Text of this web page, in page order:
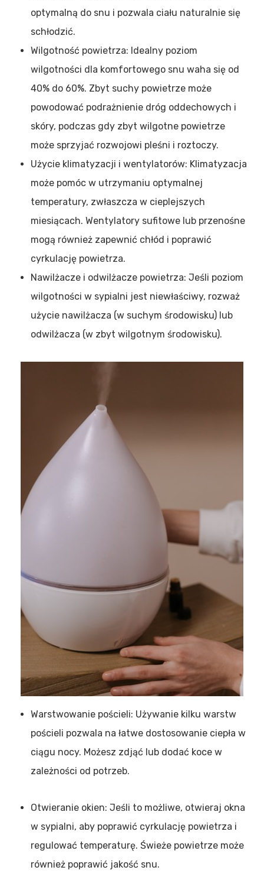
optymalną do snu i pozwala ciału naturalnie się
schłodzić.
Wilgotność powietrza: Idealny poziom
wilgotności dla komfortowego snu waha się od
40% do 60%. Zbyt suchy powietrze może
powodować podrażnienie dróg oddechowych i
skóry, podczas gdy zbyt wilgotne powietrze
może sprzyjać rozwojowi pleśni i roztoczy.
Użycie klimatyzacji i wentylatorów: Klimatyzacja
może pomóc w utrzymaniu optymalnej
temperatury, zwłaszcza w cieplejszych
miesiącach. Wentylatory sufitowe lub przenośne
mogą również zapewnić chłód i poprawić
cyrkulację powietrza.
Nawilżacze i odwilżacze powietrza: Jeśli poziom
wilgotności w sypialni jest niewłaściwy, rozważ
użycie nawilżacza (w suchym środowisku) lub
odwilżacza (w zbyt wilgotnym środowisku).
Warstwowanie pościeli: Używanie kilku warstw
pościeli pozwala na łatwe dostosowanie ciepła w
ciągu nocy. Możesz zdjąć lub dodać koce w
zależności od potrzeb.
Otwieranie okien: Jeśli to możliwe, otwieraj okna
w sypialni, aby poprawić cyrkulację powietrza i
regulować temperaturę. Świeże powietrze może
również poprawić jakość snu.